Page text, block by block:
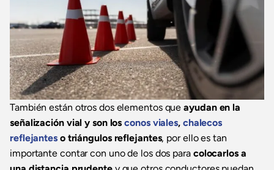
También están otros dos elementos queayudan en la
señalización vial y son losconos viales, chalecos
reflejanteso triángulos reflejantes, por ello es tan
importante contar con uno de los dos para colocarlos a